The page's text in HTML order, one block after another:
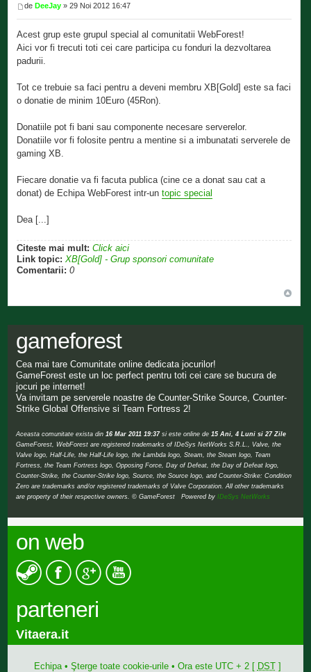
deDeeJay » 29 Noi 2012 16:47
Acest grup este grupul special al comunitatii WebForest!
Aici vor fi trecuti toti cei care participa cu fonduri la dezvoltarea
padurii.
Tot ce trebuie sa faci pentru a deveni membru XB[Gold] este sa faci
o donatie de minim 10Euro (45Ron).
Donatiile pot fi bani sau componente necesare serverelor.
Donatiile vor fi folosite pentru a mentine si a imbunatati serverele de
gaming XB.
Fiecare donatie va fi facuta publica (cine ce a donat sau cat a
donat) de Echipa WebForest intr-untopic special
Dea [...]
Citeste mai mult: Click aici
Link topic: XB[Gold] - Grup sponsori comunitate
Comentarii: 0
gameforest
Cea mai tare Comunitate online dedicata jocurilor!
GameForest este un loc perfect pentru toti cei care se bucura de
jocuri pe internet!
Va invitam pe serverele noastre de Counter-Strike Source, Counter-
Strike Global Offensive si Team Fortress 2!
Aceasta comunitate exista din16 Mar 2011 19:37si este online de15 Ani, 4 Luni si 27 Zile
GameForest, WebForest are registered trademarks of IDeSys NetWorks S.R.L., Valve, the
Valve logo, Half-Life, the Half-Life logo, the Lambda logo, Steam, the Steam logo, Team
Fortress, the Team Fortress logo, Opposing Force, Day of Defeat, the Day of Defeat logo,
Counter-Strike, the Counter-Strike logo, Source, the Source logo, and Counter-Strike: Condition
Zero are trademarks and/or registered trademarks of Valve Corporation. All other trademarks
are property of their respective owners. © GameForest Powered byIDeSys NetWorks
on web
parteneri
Vitaera.it
Echipa• Şterge toate cookie-urile• Ora este UTC + 2 [ DST]